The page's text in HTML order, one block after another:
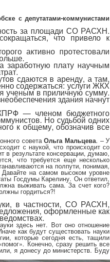
с депутатами-коммунистами
за площади СО РАСХН.
что привело к
активно протестовали
плату научным
сдаются в аренду, а там,
содержаться: услуги ЖКХ
ученым в приличную сумму.
здания начнут
— членом бюджетного
Но судьбой одних
к общему, обозначив все
советаОльга Мальцева. – У
с наукой, что происходит со
в результате консервации, думаю,
что требуется еще несколько
на полпути, понимая,
на самом высоком уровне
Госдумы Карелину. Он ответил,
выживать сама. За счет кого?
гордиться?!
в частности, СО РАСХН,
оформленные как
здесь нет. Вот оно отношение
как будут существовать науки
которые сегодня есть, тащили
Конечно, сразу решить все
я донесу до министерств. Буду